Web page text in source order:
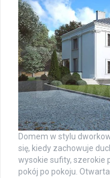
Domem w stylu
się, kiedy zachowuje
wysokie sufity, szerokie
pokój po pokoju.